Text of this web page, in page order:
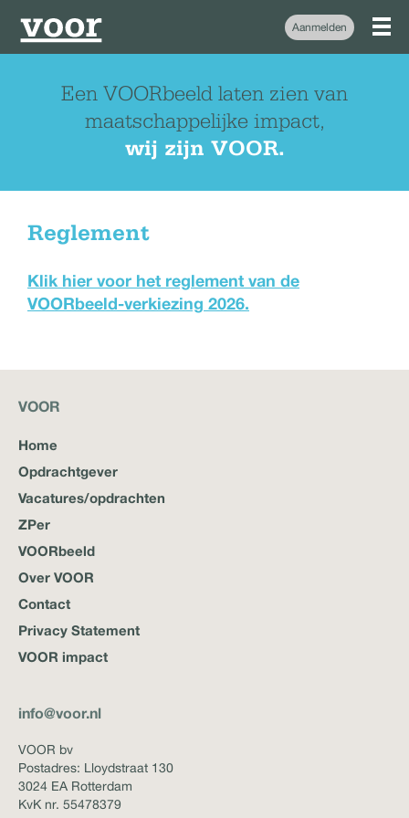
Aanmelden
Een VOORbeeld laten zien van
maatschappelijke impact,
wij zijn VOOR.
Reglement
Klik hier voor het reglement van de
VOORbeeld-verkiezing 2026.
VOOR
Home
Opdrachtgever
Vacatures/opdrachten
ZPer
VOORbeeld
Over VOOR
Contact
Privacy Statement
VOOR impact
info@voor.nl
VOOR bv
Postadres: Lloydstraat 130
3024 EA Rotterdam
KvK nr. 55478379